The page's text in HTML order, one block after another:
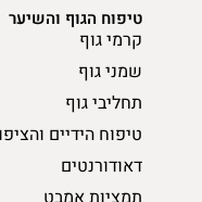
טיפוח הגוף והשיער
קרמי גוף
שמני גוף
תחליבי גוף
טיפוח הידיים
דאודורנטים